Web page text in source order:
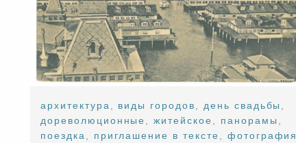
архитектура виды городов день свадьбы
дореволюционные
,житейское панорамы
поездка
приглашение в тексте фотография